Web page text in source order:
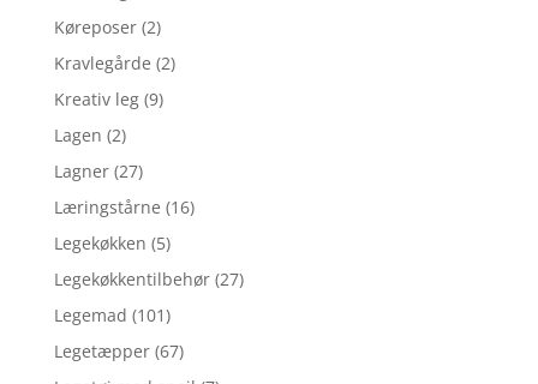
Køreposer (2)
Kravlegårde (2)
Kreativ leg (9)
Lagen (2)
Lagner (27)
Læringstårne (16)
Legekøkken (5)
Legekøkkentilbehør (27)
Legemad (101)
Legetæpper (67)